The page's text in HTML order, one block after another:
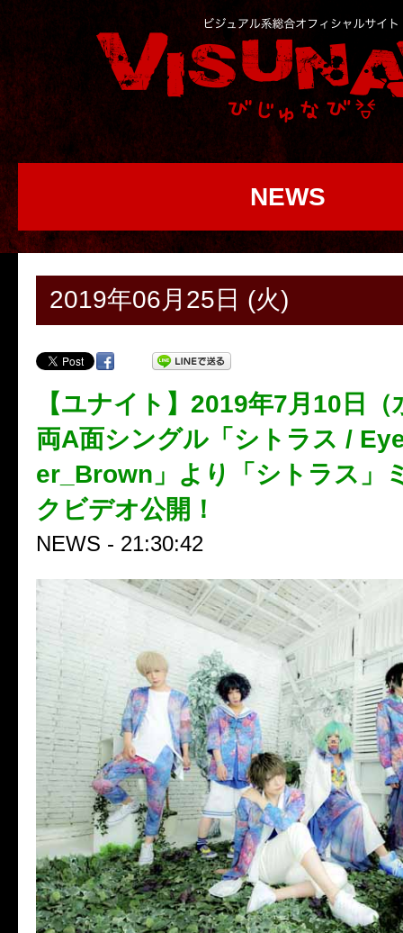
NEWS
2019年06月25日 (火)
【ユナイト】2019年7月10日（
両A面シングル「シトラス /
er_Brown」より「シトラス」
クビデオ公開！
NEWS - 21:30:42